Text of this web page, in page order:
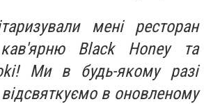
мені ресторан
Black Honey та
Ми в будь-якому разі
в оновленому